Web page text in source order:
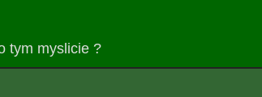
tym myslicie ?